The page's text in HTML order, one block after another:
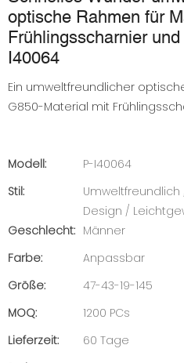
optische Rahmen für
Frühlingsscharnier
I40064
Ein umweltfreundlicher
G850-Material mit
Modell:
P-I40064
Stil:
Design /
Geschlecht: Männer
Farbe:
Anpassbar
Größe:
47-43-19-145
MOQ:
1200 PCs
Lieferzeit:
60 Tage